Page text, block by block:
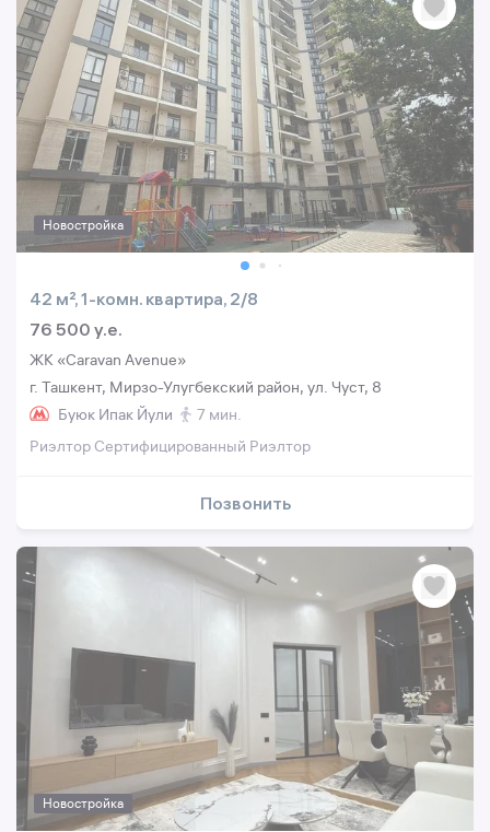
Новостройка
42 м², 1-комн. квартира, 2/8
76 500 y.e.
ЖК «Caravan Avenue»
г. Ташкент, Мирзо-Улугбекский район, ул. Чуст, 8
Буюк Ипак Йули
7 мин.
Риэлтор Сертифицированный Риэлтор
Позвонить
Новостройка